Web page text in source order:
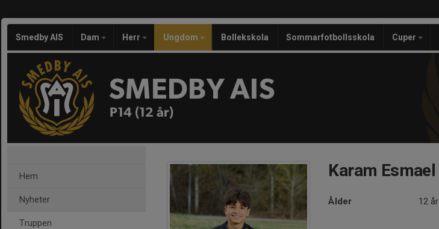
Smedby AIS Dam Herr Ungdom Bollekskola Sommarfotbollsskola Cuper
SMEDBY AIS
P14 (12 år)
Hem
Nyheter
Truppen
Karam Esmael
Ålder 12 år